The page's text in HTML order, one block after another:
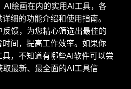
AI绘画在内的实用AI工具，各
细的功能介绍和使用指南。
馈，为您精心筛选出最佳的
间，提高工作效率。如果你
，不知道有哪些AI软件可以尝
最新、最全面的AI工具信